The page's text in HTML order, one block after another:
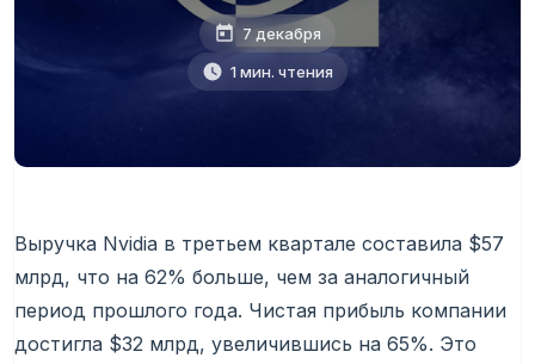
7 декабря
1 мин. чтения
Выручка Nvidia в третьем квартале составила $57
млрд, что на 62% больше, чем за аналогичный
период прошлого года. Чистая прибыль компании
достигла $32 млрд, увеличившись на 65%. Это